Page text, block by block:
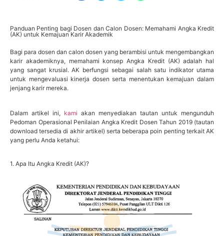
Panduan Penting bagi Dosen dan Calon Dosen: Memahami Angka Kredit
(AK) untuk Kemajuan Karir Akademik
Bagi para dosen dan calon dosen yang berambisi untuk mengembangkan
karir akademiknya, memahami konsep Angka Kredit (AK) adalah hal
yang sangat krusial. AK berfungsi sebagai salah satu indikator utama
untuk mengevaluasi kinerja dosen serta menentukan kemajuan dalam
jenjang karir mereka.
Dalam artikel ini, kami akan menyediakan tautan untuk mengunduh
Pedoman Operasional Penilaian Angka Kredit Dosen Tahun 2019 (tautan
download tersedia di akhir artikel) serta beberapa poin penting terkait AK
yang perlu Anda ketahui:
1. Apa Itu Angka Kredit (AK)?